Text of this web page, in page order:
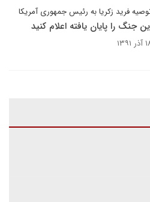
فرید زکریا به رئیس جمهوری آمریکا
جنگ را پایان یافته اعلام کنید
۱۳۹۱